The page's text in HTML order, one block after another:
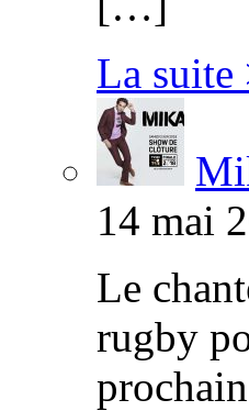
La suite
14 mai
Le
rugby